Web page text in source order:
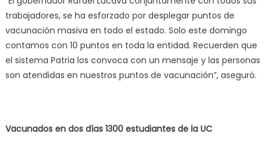
trabajadores, se ha esforzado por desplegar puntos de
vacunación masiva en todo el estado. Solo este domingo
contamos con 10 puntos en toda la entidad. Recuerden que
el sistema Patria los convoca con un mensaje y las personas
son atendidas en nuestros puntos de vacunación”, aseguró.
Vacunados en dos días 1300 estudiantes de la UC